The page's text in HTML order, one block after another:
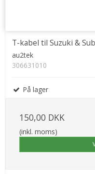
T-kabel til Suzuki &
au2tek
306631010
På lager
150,00 DKK
(inkl. moms)